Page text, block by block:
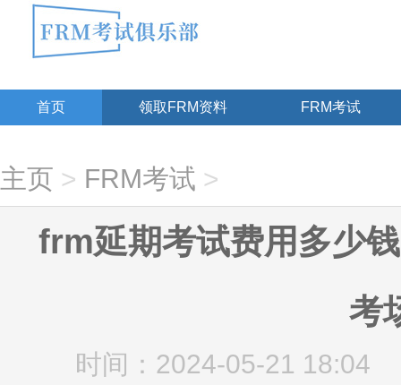
首页 领取FRM资料 FRM考试
主页 > FRM考试 >
frm延期考试费用多少
考
时间：2024-05-21 18:04